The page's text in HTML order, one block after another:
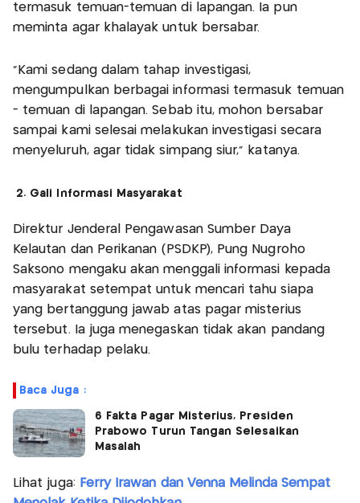
termasuk temuan-temuan di lapangan. Ia pun
meminta agar khalayak untuk bersabar.
"Kami sedang dalam tahap investigasi,
mengumpulkan berbagai informasi termasuk temuan
- temuan di lapangan. Sebab itu, mohon bersabar
sampai kami selesai melakukan investigasi secara
menyeluruh, agar tidak simpang siur," katanya.
2. Gali Informasi Masyarakat
Direktur Jenderal Pengawasan Sumber Daya
Kelautan dan Perikanan (PSDKP), Pung Nugroho
Saksono mengaku akan menggali informasi kepada
masyarakat setempat untuk mencari tahu siapa
yang bertanggung jawab atas pagar misterius
tersebut. Ia juga menegaskan tidak akan pandang
bulu terhadap pelaku.
Baca Juga :
6 Fakta Pagar Misterius, Presiden
Prabowo Turun Tangan Selesaikan
Masalah
Lihat juga: Ferry Irawan dan Venna Melinda Sempat